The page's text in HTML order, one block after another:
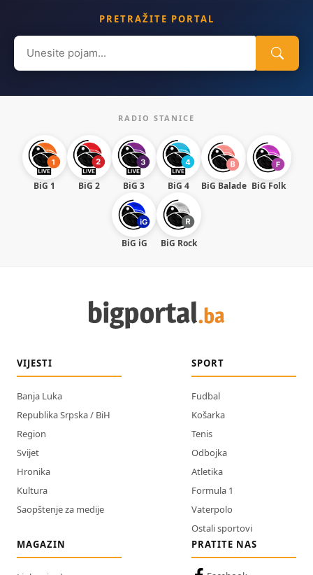
PRETRAŽITE PORTAL
Search
for:
RADIO STANICE
BiG 1 BiG 2 BiG 3 BiG 4 BiG Balade BiG Folk
BiG iG BiG Rock
VIJESTI
Banja Luka
Republika Srpska / BiH
Region
Svijet
Hronika
Kultura
Saopštenje za medije
SPORT
Fudbal
Košarka
Tenis
Odbojka
Atletika
Formula 1
Vaterpolo
Ostali sportovi
MAGAZIN
PRATITE NAS